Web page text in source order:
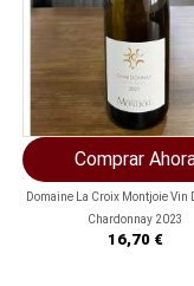
Comprar
Domaine La Croix Montjoie Vin
Chardonnay 2023
Precio
16,70 €